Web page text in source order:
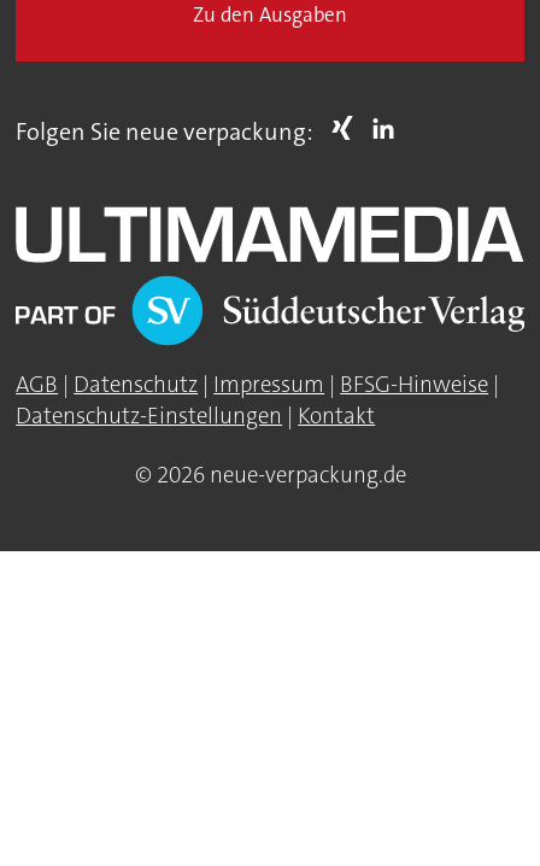
Zu den Ausgaben
Folgen Sie neue verpackung:
AGB | Datenschutz | Impressum | BFSG-Hinweise |
Datenschutz-Einstellungen | Kontakt
© 2026 neue-verpackung.de